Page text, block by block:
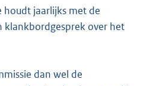
houdt jaarlijks met de
klankbordgesprek over het
dan wel de